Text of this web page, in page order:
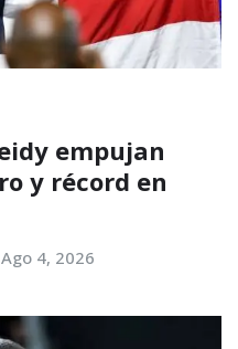
empujan
y récord en
Ago 4, 2026